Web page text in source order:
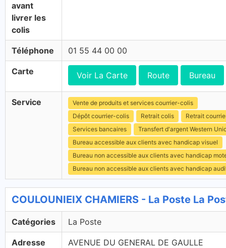
avant
livrer les
colis
Téléphone 01 55 44 00 00
Carte Voir La Carte Route Bureau
Service
Vente de produits et services courrier-colis
Dépôt courrier-colis
Retrait colis
Retrait
Services bancaires
Transfert d'argent Western
Bureau accessible aux clients avec handicap visuel
Bureau non accessible aux clients avec handicap
Bureau non accessible aux clients avec handicap
COULOUNIEIX CHAMIERS - La Poste La
Catégories La Poste
Adresse
AVENUE DU GENERAL DE GAULLE